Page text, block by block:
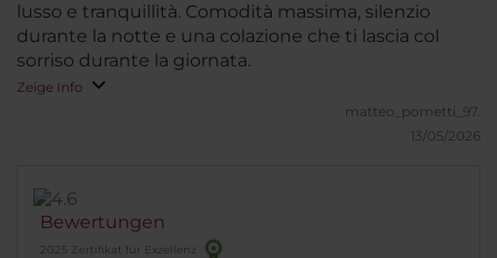
lusso e tranquillità. Comodità massima, silenzio
durante la notte e una colazione che ti lascia col
sorriso durante la giornata.
Zeige Info
matteo_pometti_97.
13/05/2026
Bewertungen
2025 Zertifikat für Exzellenz